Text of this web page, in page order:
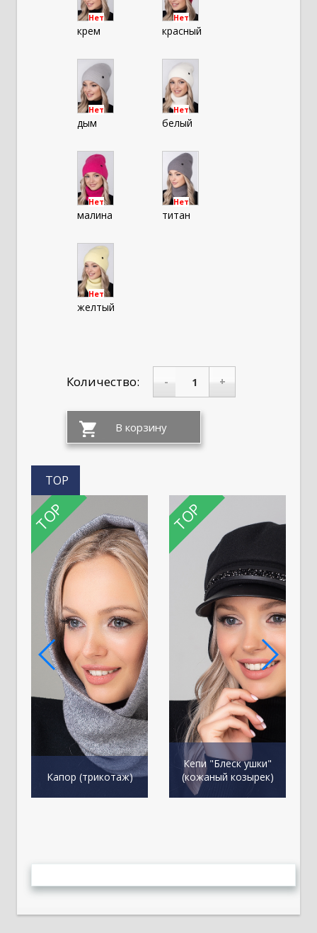
Нет
крем
Нет
красный
Нет
дым
Нет
белый
Нет
малина
Нет
титан
Нет
желтый
Количество: - +
TOP
TOP
Капор (трикотаж)
TOP
Кепи "Блеск ушки"
(кожаный козырек)